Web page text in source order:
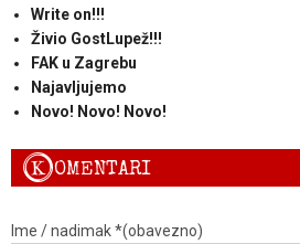
Write on!!!
Živio GostLupež!!!
FAK u Zagrebu
Najavljujemo
Novo! Novo! Novo!
KOMENTARI
Ime / nadimak *(obavezno)